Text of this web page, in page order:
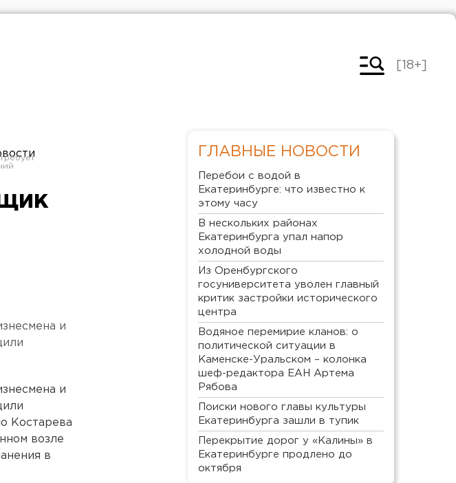
[18+]
и
и
Костарева
возле
в
ГЛАВНЫЕ НОВОСТИ
Перебои с водой в
Екатеринбурге: что известно к
этому часу
В нескольких районах
Екатеринбурга упал напор
холодной воды
Из Оренбургского
госуниверситета уволен главный
критик застройки исторического
центра
Водяное перемирие кланов: о
политической ситуации в
Каменске-Уральском – колонка
шеф-редактора ЕАН Артема
Рябова
Поиски нового главы культуры
Екатеринбурга зашли в тупик
Перекрытие дорог у «Калины» в
Екатеринбурге продлено до
октября